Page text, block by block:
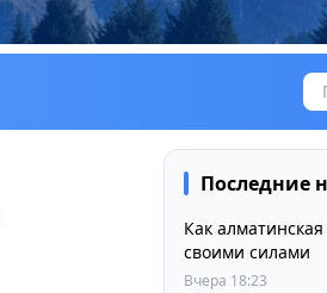
Последние
Как
своими силами
Вчера 18:23